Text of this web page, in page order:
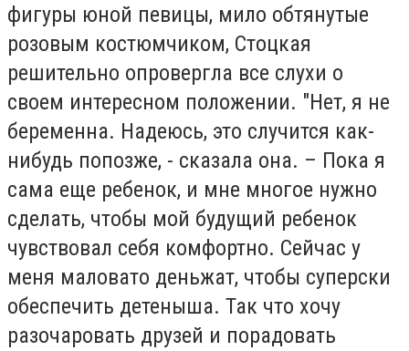
фигуры юной певицы, мило обтянутые
розовым костюмчиком, Стоцкая
решительно опровергла все слухи о
своем интересном положении. "Нет, я не
беременна. Надеюсь, это случится как-
нибудь попозже, - сказала она. – Пока я
сама еще ребенок, и мне многое нужно
сделать, чтобы мой будущий ребенок
чувствовал себя комфортно. Сейчас у
меня маловато деньжат, чтобы суперски
обеспечить детеныша. Так что хочу
разочаровать друзей и порадовать